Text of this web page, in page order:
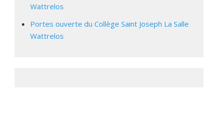
Wattrelos
Portes ouverte du Collège Saint Joseph La Salle
Wattrelos